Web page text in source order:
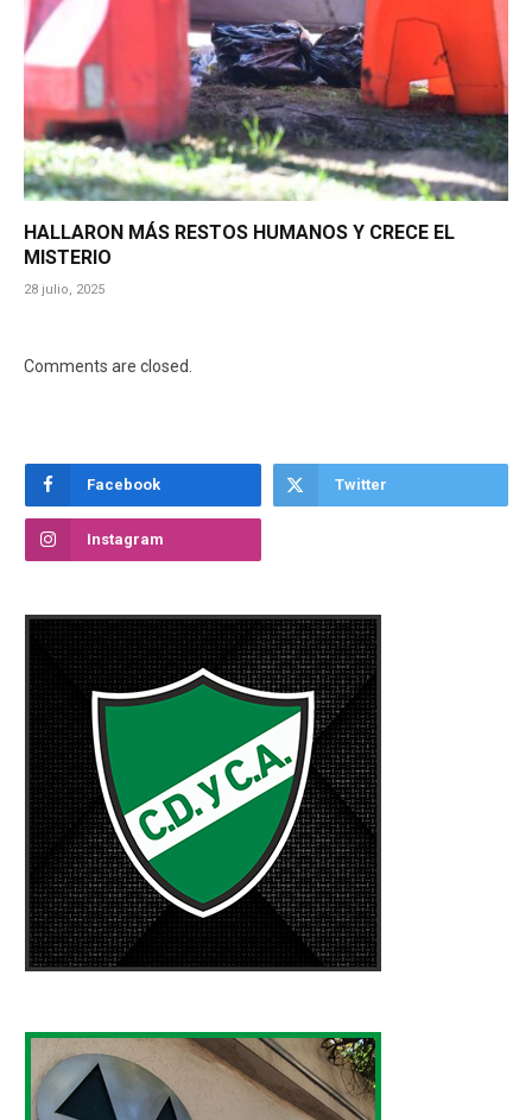
HALLARON MÁS RESTOS HUMANOS Y CRECE EL
MISTERIO
28 julio, 2025
Comments are closed.
Facebook Twitter
Instagram